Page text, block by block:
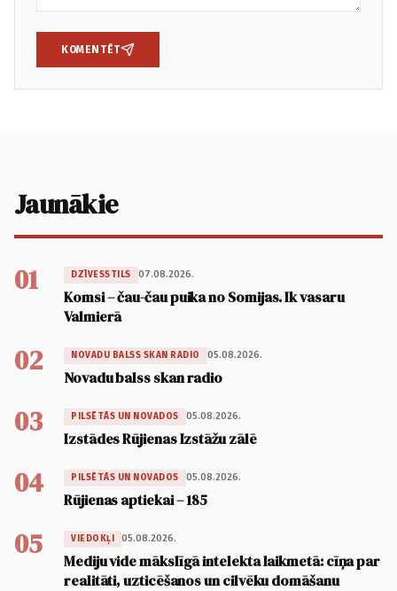
KOMENTĒT
Jaunākie
01 DZĪVESSTILS 07.08.2026.
Komsi – čau-čau puika no Somijas. Ik vasaru
Valmierā
02 NOVADU BALSS SKAN RADIO 05.08.2026.
Novadu balss skan radio
03 PILSĒTĀS UN NOVADOS 05.08.2026.
Izstādes Rūjienas Izstāžu zālē
04 PILSĒTĀS UN NOVADOS 05.08.2026.
Rūjienas aptiekai – 185
05 VIEDOKĻI 05.08.2026.
Mediju vide mākslīgā intelekta laikmetā: cīņa par
realitāti, uzticēšanos un cilvēku domāšanu